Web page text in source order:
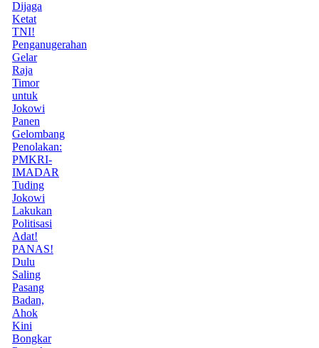
Dijaga
Ketat
TNI!
Penganugerahan
Gelar
Raja
Timor
untuk
Jokowi
Panen
Gelombang
Penolakan:
PMKRI-
IMADAR
Tuding
Jokowi
Lakukan
Politisasi
Adat!
PANAS!
Dulu
Saling
Pasang
Badan,
Ahok
Kini
Bongkar